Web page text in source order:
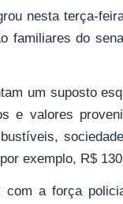
nesta terça-
familiares do
um suposto
e valores
exemplo, R$
com a força